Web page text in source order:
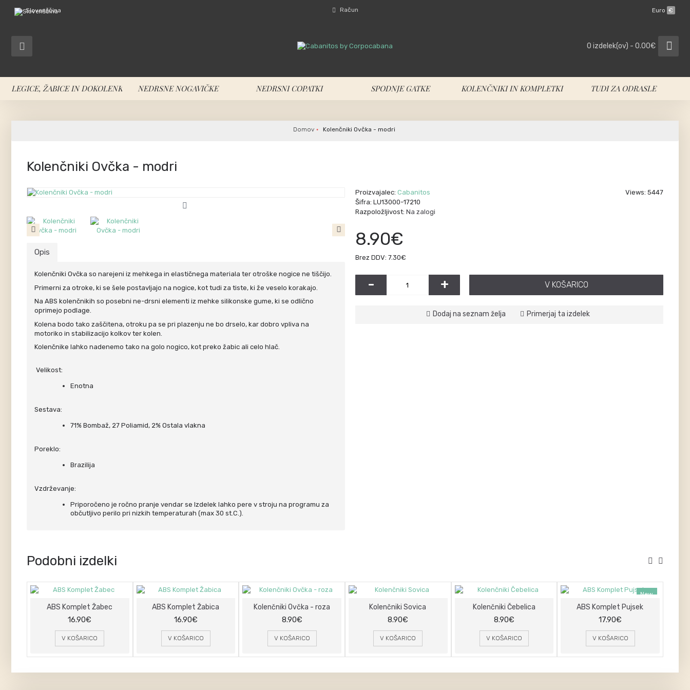
Račun
Slovenščina Euro €
0 izdelek(ov) - 0.00€
LEGICE, ŽABICE IN DOKOLENKICE NEDRSNE NOGAVIČKE NEDRSNI COPATKI SPODNJE GATKE KOLENČNIKI IN KOMPLETKI TUDI ZA ODRASLE
Domov Kolenčniki Ovčka - modri
Kolenčniki Ovčka - modri
Opis
Kolenčniki Ovčka so narejeni iz mehkega in elastičnega materiala ter otroške nogice ne tiščijo.
Primerni za otroke, ki se šele postavljajo na nogice, kot tudi za tiste, ki že veselo korakajo.
Na ABS kolenčnikih so posebni ne-drsni elementi iz mehke silikonske gume, ki se odlično
oprimejo podlage.
Kolena bodo tako zaščitena, otroku pa se pri plazenju ne bo drselo, kar dobro vpliva na
motoriko in stabilizacijo kolkov ter kolen.
Kolenčnike lahko nadenemo tako na golo nogico, kot preko žabic ali celo hlač.
Velikost:
Enotna
Sestava:
71% Bombaž, 27 Poliamid, 2% Ostala vlakna
Poreklo:
Brazilija
Vzdrževanje:
Priporočeno je ročno pranje vendar se Izdelek lahko pere v stroju na programu za
občutljivo perilo pri nizkih temperaturah (max 30 st.C.).
Views: 5447
Proizvajalec: Cabanitos
Šifra: LU13000-17210
Razpoložljivost: Na zalogi
8.90€
Brez DDV: 7.30€
- + V KOŠARICO
Dodaj na seznam želja Primerjaj ta izdelek
Podobni izdelki
ABS Komplet Žabec
16.90€
V KOŠARICO
ABS Komplet Žabica
16.90€
V KOŠARICO
Kolenčniki Ovčka - roza
8.90€
V KOŠARICO
Kolenčniki Sovica
8.90€
V KOŠARICO
Kolenčniki Čebelica
8.90€
V KOŠARICO
New
ABS Komplet Pujsek
17.90€
V KOŠARICO